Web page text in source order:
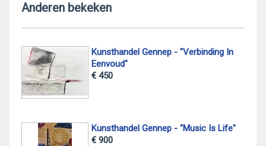
Anderen bekeken
Kunsthandel Gennep - "Verbinding In
Eenvoud"
€ 450
Kunsthandel Gennep - "Music Is Life"
€ 900